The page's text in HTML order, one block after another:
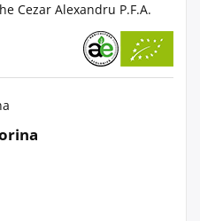
Cezar Alexandru P.F.A.